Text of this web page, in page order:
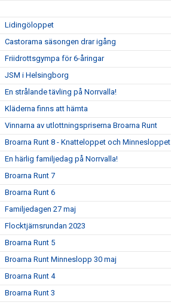
Lidingöloppet
Castorama säsongen drar igång
Friidrottsgympa för 6-åringar
JSM i Helsingborg
En strålande tävling på Norrvalla!
Kläderna finns att hämta
Vinnarna av utlottningspriserna Broarna Runt
Broarna Runt 8 - Knatteloppet och Minnesloppet
En härlig familjedag på Norrvalla!
Broarna Runt 7
Broarna Runt 6
Familjedagen 27 maj
Flocktjärnsrundan 2023
Broarna Runt 5
Broarna Runt Minneslopp 30 maj
Broarna Runt 4
Broarna Runt 3